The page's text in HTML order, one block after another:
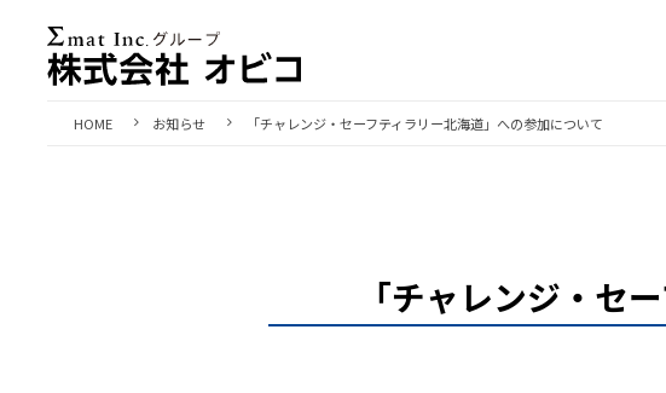
HOME お知らせ 「チャレンジ・セーフティラリー北海道」への参加について
「チャレンジ・セ